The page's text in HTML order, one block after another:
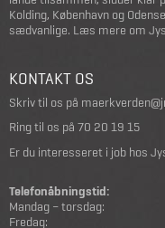
Kolding, København og
sædvanlige. Læs mere om
KONTAKT OS
Skriv til os på
Ring til os på 70 20 19 15
Er du interesseret i job hos
Telefonåbningstid:
Mandag – torsdag:
Fredag: